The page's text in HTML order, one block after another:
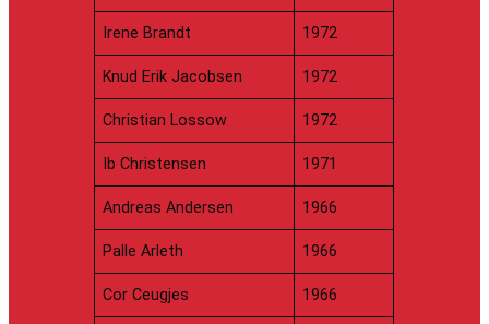
Irene Brandt 1972
Knud Erik Jacobsen 1972
Christian Lossow 1972
Ib Christensen 1971
Andreas Andersen 1966
Palle Arleth 1966
Cor Ceugjes 1966